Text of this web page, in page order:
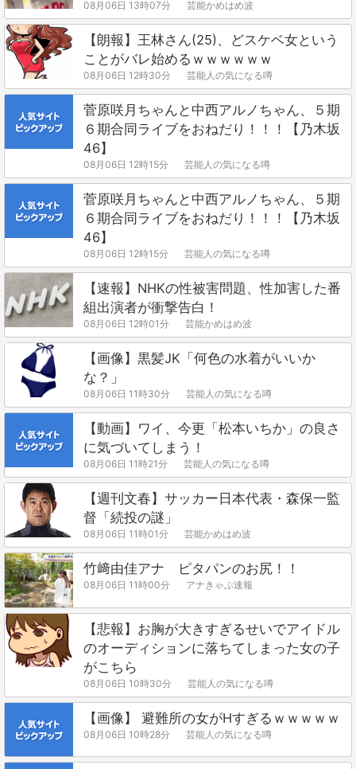
08月06日 13時07分 芸能かめはめ波
【朗報】王林さん(25)、どスケベ女という
ことがバレ始めるｗｗｗｗｗｗ
08月06日 12時30分 芸能人の気になる噂
菅原咲月ちゃんと中西アルノちゃん、５期
６期合同ライブをおねだり！！！【乃木坂
46】
08月06日 12時15分 芸能人の気になる噂
菅原咲月ちゃんと中西アルノちゃん、５期
６期合同ライブをおねだり！！！【乃木坂
46】
08月06日 12時15分 芸能人の気になる噂
【速報】NHKの性被害問題、性加害した番
組出演者が衝撃告白！
08月06日 12時01分 芸能かめはめ波
【画像】黒髪JK「何色の水着がいいか
な？」
08月06日 11時30分 芸能人の気になる噂
【動画】ワイ、今更「松本いちか」の良さ
に気づいてしまう！
08月06日 11時21分 芸能人の気になる噂
【週刊文春】サッカー日本代表・森保一監
督「続投の謎」
08月06日 11時01分 芸能かめはめ波
竹﨑由佳アナ ピタパンのお尻！！
08月06日 11時00分 アナきゃぷ速報
【悲報】お胸が大きすぎるせいでアイドル
のオーディションに落ちてしまった女の子
がこちら
08月06日 10時30分 芸能人の気になる噂
【画像】 避難所の女がHすぎるｗｗｗｗｗ
08月06日 10時28分 芸能人の気になる噂